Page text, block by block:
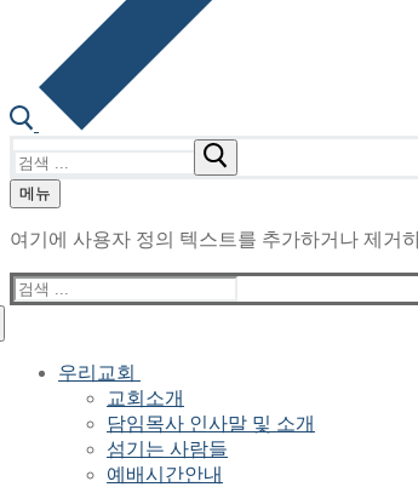
색
메뉴
여기에 사용자 정의 텍스트를 추가하거나 제거
검
색
우리교회
교회소개
담임목사 인사말 및 소개
섬기는 사람들
예배시간안내